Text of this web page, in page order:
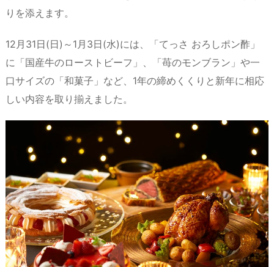
りを添えます。
12月31日(日)～1月3日(水)には、「てっさ おろしポン酢」
に「国産牛のローストビーフ」、「苺のモンブラン」や一
口サイズの「和菓子」など、1年の締めくくりと新年に相応
しい内容を取り揃えました。